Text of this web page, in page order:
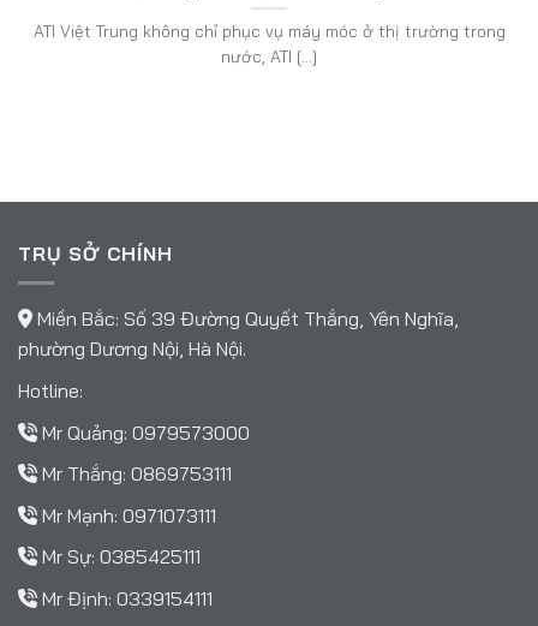
ATI Việt Trung không chỉ phục vụ máy móc ở thị trường trong
nước, ATI [...]
TRỤ SỞ CHÍNH
Miền Bắc: Số 39 Đường Quyết Thắng, Yên Nghĩa,
phường Dương Nội, Hà Nội.
Hotline:
Mr Quảng: 0979573000
Mr Thắng: 0869753111
Mr Mạnh: 0971073111
Mr Sự: 0385425111
Mr Định: 0339154111